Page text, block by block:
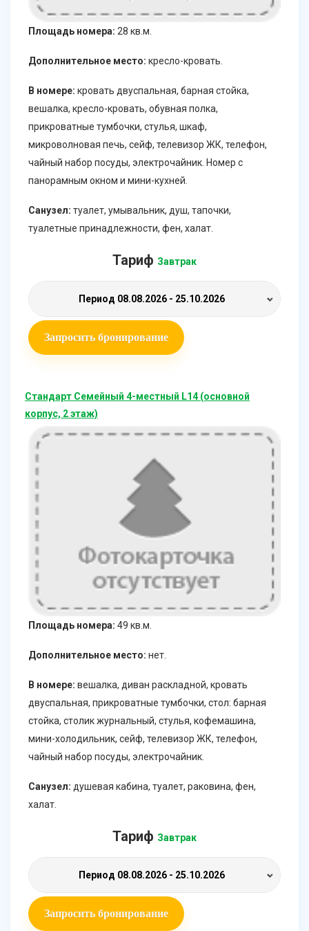
Площадь номера: 28 кв.м.
Дополнительное место: кресло-кровать.
В номере: кровать двуспальная, барная стойка,
вешалка, кресло-кровать, обувная полка,
прикроватные тумбочки, стулья, шкаф,
микроволновая печь, сейф, телевизор ЖК, телефон,
чайный набор посуды, электрочайник. Номер с
панорамным окном и мини-кухней.
Санузел: туалет, умывальник, душ, тапочки,
туалетные принадлежности, фен, халат.
Тариф Завтрак
Период 08.08.2026 - 25.10.2026
Запросить бронирование
Стандарт Семейный 4-местный L14 (основной
корпус, 2 этаж)
Площадь номера: 49 кв.м.
Дополнительное место: нет.
В номере: вешалка, диван раскладной, кровать
двуспальная, прикроватные тумбочки, стол: барная
стойка, столик журнальный, стулья, кофемашина,
мини-холодильник, сейф, телевизор ЖК, телефон,
чайный набор посуды, электрочайник.
Санузел: душевая кабина, туалет, раковина, фен,
халат.
Тариф Завтрак
Период 08.08.2026 - 25.10.2026
Запросить бронирование